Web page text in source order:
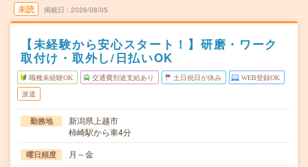
未読 掲載日 2026/08/05
【未経験から安心スタート！】研磨・ワーク
取付け・取外し/日払いOK
職種未経験OK 交通費別途支給あり 土日祝日が休み WEB登録OK
派遣
勤務地
新潟県上越市
柿崎駅から車4分
曜日頻度 月～金